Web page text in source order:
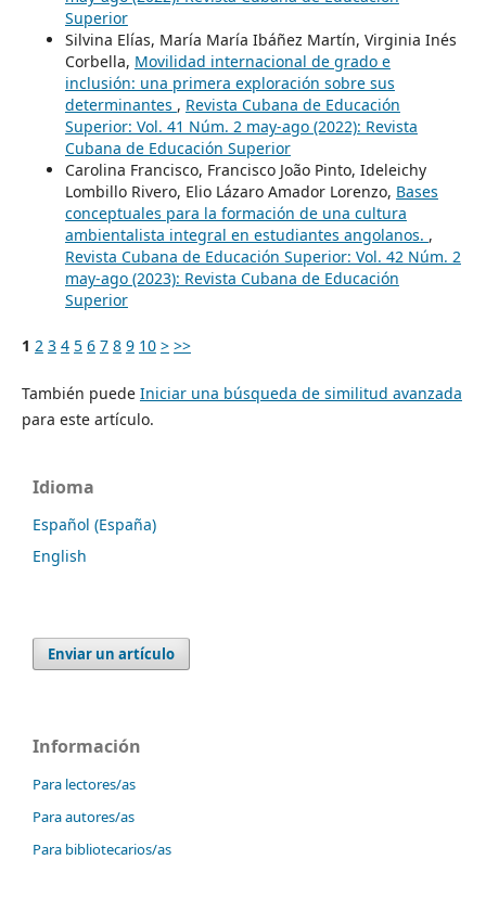
Superior
Silvina Elías, María María Ibáñez Martín, Virginia Inés
Corbella, Movilidad internacional de grado e
inclusión: una primera exploración sobre sus
determinantes , Revista Cubana de Educación
Superior: Vol. 41 Núm. 2 may-ago (2022): Revista
Cubana de Educación Superior
Carolina Francisco, Francisco João Pinto, Ideleichy
Lombillo Rivero, Elio Lázaro Amador Lorenzo, Bases
conceptuales para la formación de una cultura
ambientalista integral en estudiantes angolanos. ,
Revista Cubana de Educación Superior: Vol. 42 Núm. 2
may-ago (2023): Revista Cubana de Educación
Superior
1 2 3 4 5 6 7 8 9 10 > >>
También puede Iniciar una búsqueda de similitud avanzada
para este artículo.
Idioma
Español (España)
English
Enviar un artículo
Información
Para lectores/as
Para autores/as
Para bibliotecarios/as